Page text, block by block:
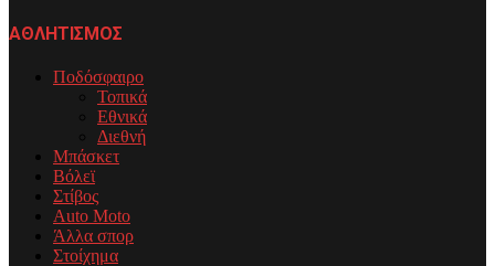
ΑΘΛΗΤΙΣΜΟΣ
Ποδόσφαιρο
Τοπικά
Εθνικά
Διεθνή
Μπάσκετ
Βόλεϊ
Στίβος
Auto Moto
Άλλα σπορ
Στοίχημα